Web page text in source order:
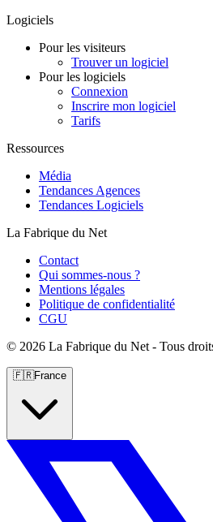
Logiciels
Pour les visiteurs
Trouver un logiciel
Pour les logiciels
Connexion
Inscrire mon logiciel
Tarifs
Ressources
Média
Tendances Agences
Tendances Logiciels
La Fabrique du Net
Contact
Qui sommes-nous ?
Mentions légales
Politique de confidentialité
CGU
© 2026 La Fabrique du Net - Tous
🇫🇷France